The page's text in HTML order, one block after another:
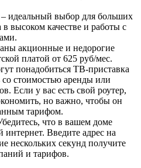
– идеальный выбор для больших
высоком качестве и работы с
акционные и недорогие
платой от 625 руб/мес.
понадобиться ТВ-приставка
со стоимостью аренды или
Если у вас есть свой роутер,
но важно, чтобы он
тарифом.
что в вашем доме
Введите адрес на
нескольких секунд получите
и тарифов.